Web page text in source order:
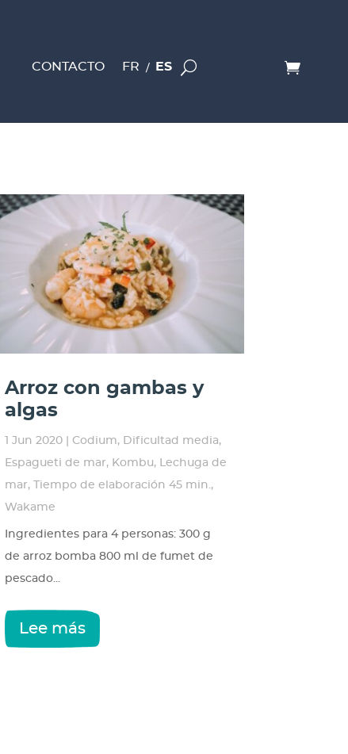
CONTACTO FR ES
Arroz con gambas y
algas
1 Jun 2020| Codium, Dificultad media,
Espagueti de mar, Kombu, Lechuga de
mar, Tiempo de elaboración 45 min.,
Wakame
Ingredientes para 4 personas: 300 g
de arroz bomba 800 ml de fumet de
pescado...
Lee más